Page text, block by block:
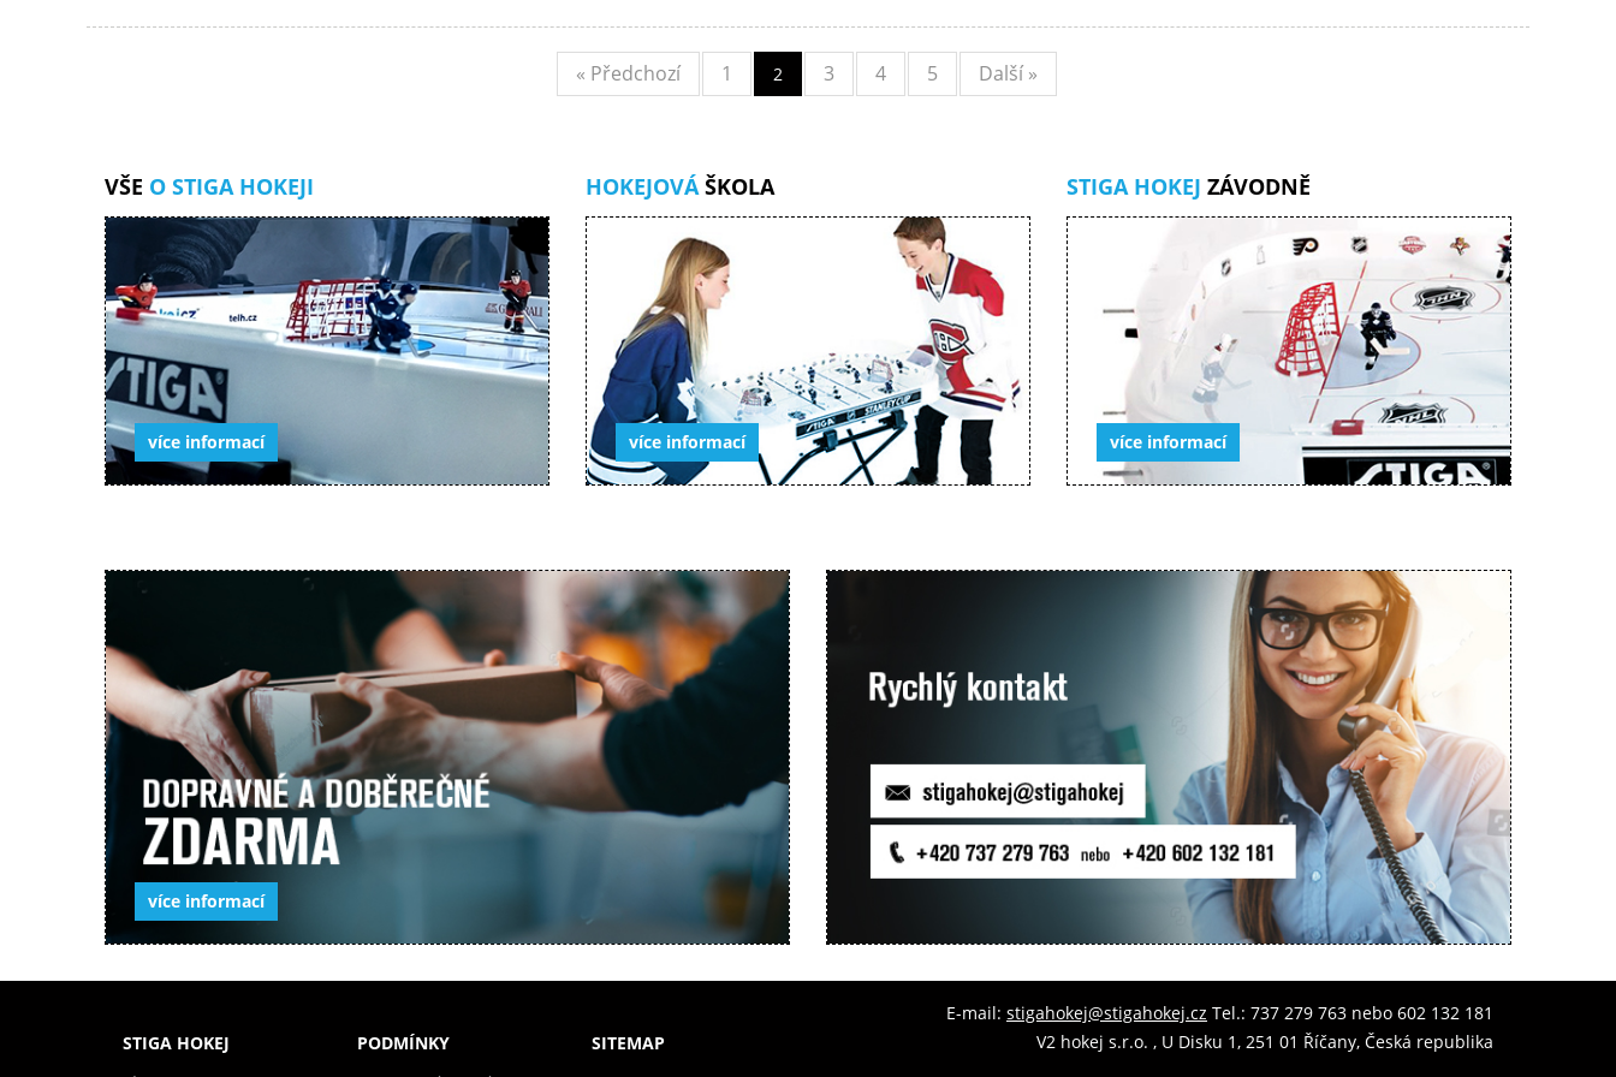
« Předchozí 1 2 3 4 5 Další »
VŠE O STIGA HOKEJI
více informací
HOKEJOVÁŠKOLA
více informací
STIGA HOKEJ ZÁVODNĚ
více informací
více informací
STIGA HOKEJ PODMÍNKY SITEMAP
E-mail: stigahokej@stigahokej.cz Tel.: 737 279 763 nebo 602 132 181
V2 hokej s.r.o. , U Disku 1, 251 01 Říčany, Česká republika